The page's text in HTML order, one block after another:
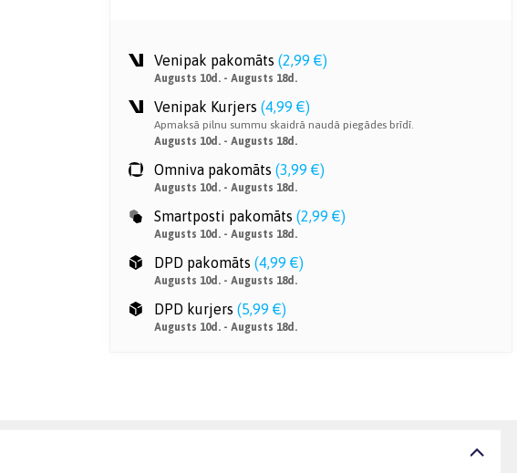
Venipak pakomāts (2,99 €)
Augusts 10d. - Augusts 18d.
Venipak Kurjers (4,99 €)
Apmaksā pilnu summu skaidrā naudā piegādes brīdī.
Augusts 10d. - Augusts 18d.
Omniva pakomāts (3,99 €)
Augusts 10d. - Augusts 18d.
Smartposti pakomāts (2,99 €)
Augusts 10d. - Augusts 18d.
DPD pakomāts (4,99 €)
Augusts 10d. - Augusts 18d.
DPD kurjers (5,99 €)
Augusts 10d. - Augusts 18d.